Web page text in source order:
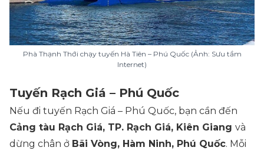
Phà Thạnh Thới chạy tuyến Hà Tiên – Phú Quốc (Ảnh: Sưu tầm
Internet)
Tuyến Rạch Giá – Phú Quốc
Nếu đi tuyến Rạch Giá – Phú Quốc, bạn cần đến
Cảng tàu Rạch Giá, TP. Rạch Giá, Kiên Giang và
dừng chân ở Bãi Vòng, Hàm Ninh, Phú Quốc. Mỗi